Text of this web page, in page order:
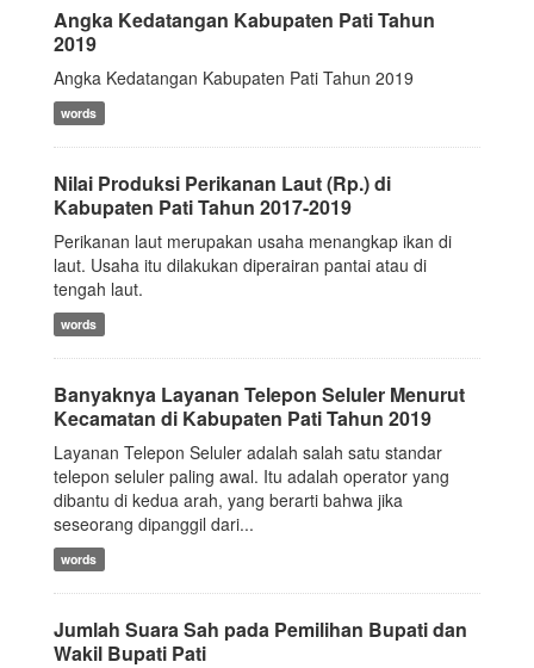
Angka Kedatangan Kabupaten Pati Tahun
2019
Angka Kedatangan Kabupaten Pati Tahun 2019
words
Nilai Produksi Perikanan Laut (Rp.) di
Kabupaten Pati Tahun 2017-2019
Perikanan laut merupakan usaha menangkap ikan di
laut. Usaha itu dilakukan diperairan pantai atau di
tengah laut.
words
Banyaknya Layanan Telepon Seluler Menurut
Kecamatan di Kabupaten Pati Tahun 2019
Layanan Telepon Seluler adalah salah satu standar
telepon seluler paling awal. Itu adalah operator yang
dibantu di kedua arah, yang berarti bahwa jika
seseorang dipanggil dari...
words
Jumlah Suara Sah pada Pemilihan Bupati dan
Wakil Bupati Pati